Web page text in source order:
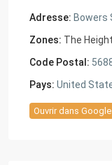
Adresse: Bowers
Zones: The
Code Postal:
Pays: United
Ouvrir dans